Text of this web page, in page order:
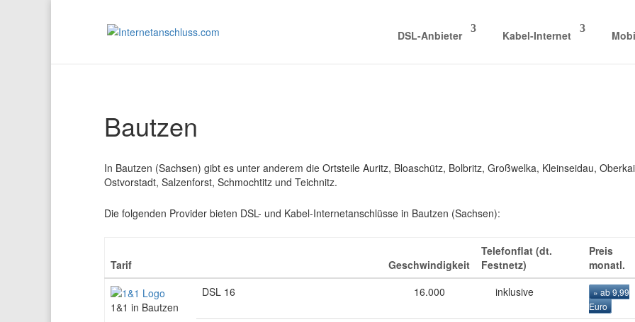
DSL-Anbieter Kabel-Internet
Bautzen
In Bautzen (Sachsen) gibt es unter anderem die Ortsteile Auritz, Bloaschütz, Bolbritz, Großwelka, Kleinseidau,
Ostvorstadt, Salzenforst, Schmochtitz und Teichnitz.
Die folgenden Provider bieten DSL- und Kabel-Internetanschlüsse in Bautzen (Sachsen):
Tarif Geschwindigkeit
Telefonflat (dt.
Festnetz)
Preis
monatl.
1&1 in Bautzen
DSL 16 16.000 inklusive
» ab 9,99
Euro